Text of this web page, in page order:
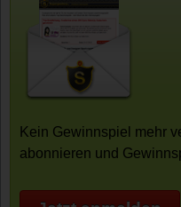
Kein Gewinnspiel mehr
abonnieren und